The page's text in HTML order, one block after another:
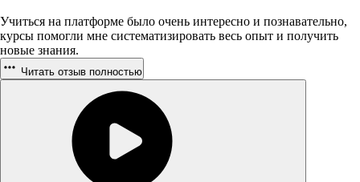
Учиться на платформе было очень интересно и познавательно,
курсы помогли мне систематизировать весь опыт и получить
новые знания.
Читать отзыв полностью